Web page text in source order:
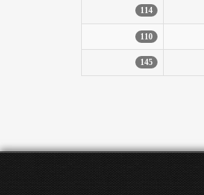
114
110
145